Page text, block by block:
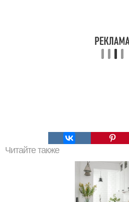
Читайте также